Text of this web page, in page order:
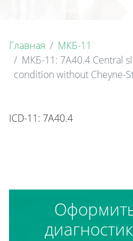
Главная
МКБ-11
МКБ-11: 7A40.4 Central
condition without Cheyne-
ICD-11: 7A40.4